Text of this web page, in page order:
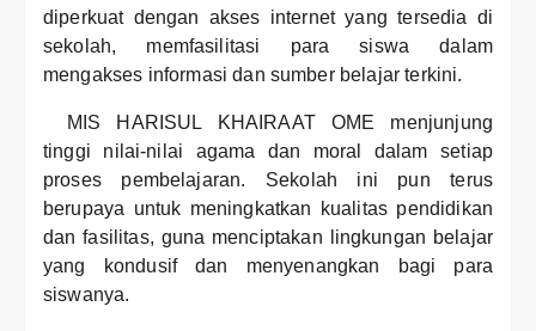
diperkuat dengan akses internet yang tersedia di
sekolah, memfasilitasi para siswa dalam
mengakses informasi dan sumber belajar terkini.
MIS HARISUL KHAIRAAT OME menjunjung
tinggi nilai-nilai agama dan moral dalam setiap
proses pembelajaran. Sekolah ini pun terus
berupaya untuk meningkatkan kualitas pendidikan
dan fasilitas, guna menciptakan lingkungan belajar
yang kondusif dan menyenangkan bagi para
siswanya.